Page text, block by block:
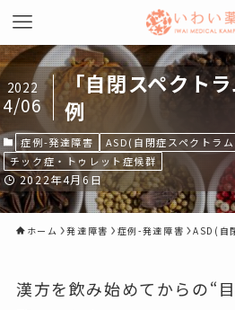
「自閉スペクト
例
2022
4/06
症例-発達障害
ASD(自閉症スペクトラ
チック症・トゥレット症候群
2022年4月6日
ホーム 発達障害 症例-発達障害 ASD(自
漢方を飲み始めてからの“